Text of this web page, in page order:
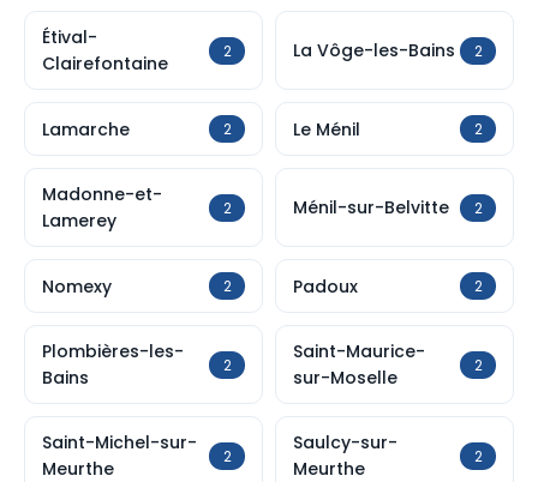
Étival-
Clairefontaine
2 La Vôge-les-Bains 2
Lamarche 2 Le Ménil 2
Madonne-et-
Lamerey
2 Ménil-sur-Belvitte 2
Nomexy 2 Padoux 2
Plombières-les-
Bains
2
Saint-Maurice-
sur-Moselle
2
Saint-Michel-sur-
Meurthe
2
Saulcy-sur-
Meurthe
2